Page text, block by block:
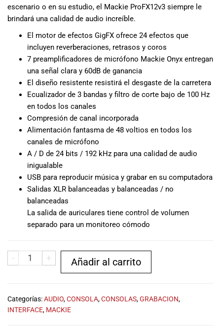
posible.
Además,
ofrecemos
precios
competitivos y
promociones
especiales
para nuestros
clientes. Ven a
visitarnos en
nuestra tienda
física en Quito,
o haz tu
compra en
de nuestra
página web y
pedido en la
comodidad de
tu hogar.
mundo de la
música con
Import Music
escenario o en su estudio, el Mackie ProFX12v3 siempre le
brindará una calidad de audio increíble.
El motor de efectos GigFX ofrece 24 efectos que
incluyen reverberaciones, retrasos y coros
7 preamplificadores de micrófono Mackie Onyx entregan
una señal clara y 60dB de ganancia
El diseño resistente resistirá el desgaste de la carretera
Ecualizador de 3 bandas y filtro de corte bajo de 100 Hz
en todos los canales
Compresión de canal incorporada
Alimentación fantasma de 48 voltios en todos los
canales de micrófono
A / D de 24 bits / 192 kHz para una calidad de audio
inigualable
USB para reproducir música y grabar en su computadora
Salidas XLR balanceadas y balanceadas / no
balanceadas
La salida de auriculares tiene control de volumen
separado para un monitoreo cómodo
- + Añadir al carrito
Categorías:AUDIO,CONSOLA,CONSOLAS,GRABACION,
INTERFACE, MACKIE